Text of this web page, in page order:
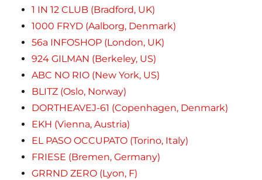
1 IN 12 CLUB (Bradford, UK)
1000 FRYD (Aalborg, Denmark)
56a INFOSHOP (London, UK)
924 GILMAN (Berkeley, US)
ABC NO RIO (New York, US)
BLITZ (Oslo, Norway)
DORTHEAVEJ-61 (Copenhagen, Denmark)
EKH (Vienna, Austria)
EL PASO OCCUPATO (Torino, Italy)
FRIESE (Bremen, Germany)
GRRND ZERO (Lyon, F)